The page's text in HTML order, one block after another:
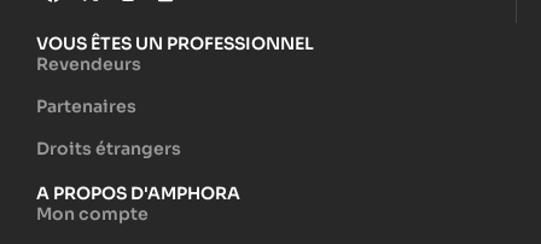
VOUS ÊTES UN PROFESSIONNEL
Revendeurs
Partenaires
Droits étrangers
A PROPOS D'AMPHORA
Mon compte